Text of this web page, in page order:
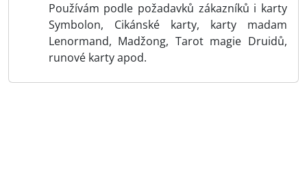
Používám podle požadavků zákazníků i karty
Symbolon, Cikánské karty, karty madam
Lenormand, Madžong, Tarot magie Druidů,
runové karty apod.